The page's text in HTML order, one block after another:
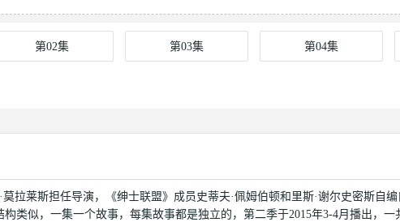
第02集 第03集 第04集
莫拉莱斯担任导演，《绅士联盟》成员史蒂夫·佩姆伯顿和里斯·谢尔史密斯自
类似，一集一个故事，每集故事都是独立的，第二季于2015年3-4月播出，一